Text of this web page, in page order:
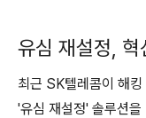
유심 재설정, 혁
최근 SK텔레콤이 해
'유심 재설정' 솔루션